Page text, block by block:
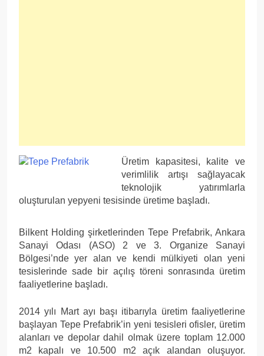
Üretim kapasitesi, kalite ve
verimlilik artışı sağlayacak
teknolojik yatırımlarla
oluşturulan yepyeni tesisinde üretime başladı.
Bilkent Holding şirketlerinden Tepe Prefabrik, Ankara
Sanayi Odası (ASO) 2 ve 3. Organize Sanayi
Bölgesi’nde yer alan ve kendi mülkiyeti olan yeni
tesislerinde sade bir açılış töreni sonrasında üretim
faaliyetlerine başladı.
2014 yılı Mart ayı başı itibarıyla üretim faaliyetlerine
başlayan Tepe Prefabrik’in yeni tesisleri ofisler, üretim
alanları ve depolar dahil olmak üzere toplam 12.000
m2 kapalı ve 10.500 m2 açık alandan oluşuyor.